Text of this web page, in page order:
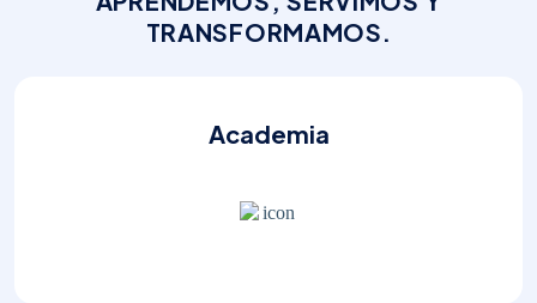
TRANSFORMAMOS.
Academia